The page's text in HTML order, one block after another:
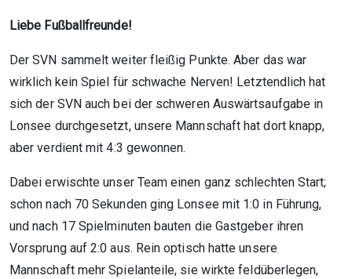
Liebe Fußballfreunde!
Der SVN sammelt weiter fleißig Punkte. Aber das war
wirklich kein Spiel für schwache Nerven! Letztendlich hat
sich der SVN auch bei der schweren Auswärtsaufgabe in
Lonsee durchgesetzt, unsere Mannschaft hat dort knapp,
aber verdient mit 4:3 gewonnen.
Dabei erwischte unser Team einen ganz schlechten Start;
schon nach 70 Sekunden ging Lonsee mit 1:0 in Führung,
und nach 17 Spielminuten bauten die Gastgeber ihren
Vorsprung auf 2:0 aus. Rein optisch hatte unsere
Mannschaft mehr Spielanteile, sie wirkte feldüberlegen,